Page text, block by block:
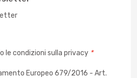
le condizioni sulla privacy *
Europeo 679/2016 - Art.